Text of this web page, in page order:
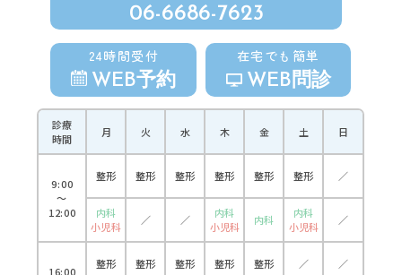
06-6686-7623
24時間受付
WEB予約
在宅でも簡単
WEB問診
診療
時間
月 火 水 木 金 土 日
9:00
〜
12:00
整形 整形 整形 整形 整形 整形 ／
内科
小児科
／ ／
内科
小児科
内科
内科
小児科
／
16:00
整形 整形 整形 整形 整形 ／ ／